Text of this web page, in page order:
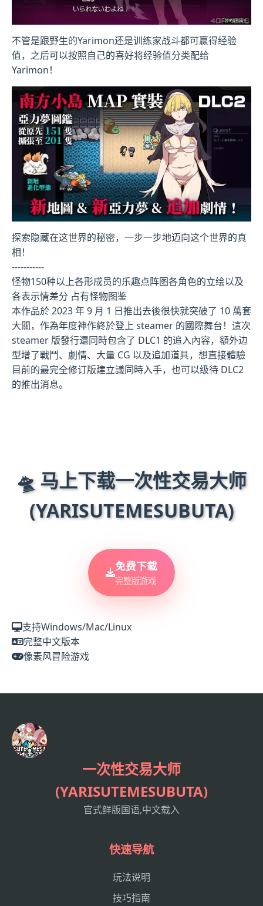
不管是跟野生的Yarimon还是训练家战斗都可赢得经验
值，之后可以按照自己的喜好将经验值分类配给
Yarimon！
探索隐藏在这世界的秘密，一步一步地迈向这个世界的真
相！
-----------
怪物150种以上各形成员的乐趣点阵图各角色的立绘以及
各表示情差分 占有怪物图鉴
本作品於 2023 年 9 月 1 日推出去後很快就突破了 10 萬套
大關，作為年度神作終於登上 steamer 的國際舞台！這次
steamer 版發行還同時包含了 DLC1 的追入內容，額外边
型增了戰鬥、劇情、大量 CG 以及追加道具，想直接體驗
目前的最完全修订版建立議同時入手，也可以级待 DLC2
的推出消息。
🛸 马上下载一次性交易大师
(YARISUTEMESUBUTA)
免费下载
完整版游戏
支持Windows/Mac/Linux
完整中文版本
像素风冒险游戏
一次性交易大师
(YARISUTEMESUBUTA)
官式鲜版国语,中文载入
快速导航
玩法说明
技巧指南